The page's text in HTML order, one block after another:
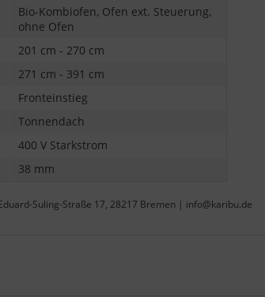
Bio-Kombiofen, Ofen ext. Steuerung,
ohne Ofen
201 cm - 270 cm
271 cm - 391 cm
Fronteinstieg
Tonnendach
400 V Starkstrom
38 mm
Suling-Straße 17, 28217 Bremen | info@karibu.de